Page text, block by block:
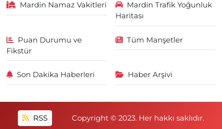
Mardin Namaz Vakitleri
Mardin Trafik Yoğunluk
Haritası
Puan Durumu ve
Fikstür
Tüm Manşetler
Son Dakika Haberleri Haber Arşivi
RSS Copyright © 2023. Her hakkı saklıdır.